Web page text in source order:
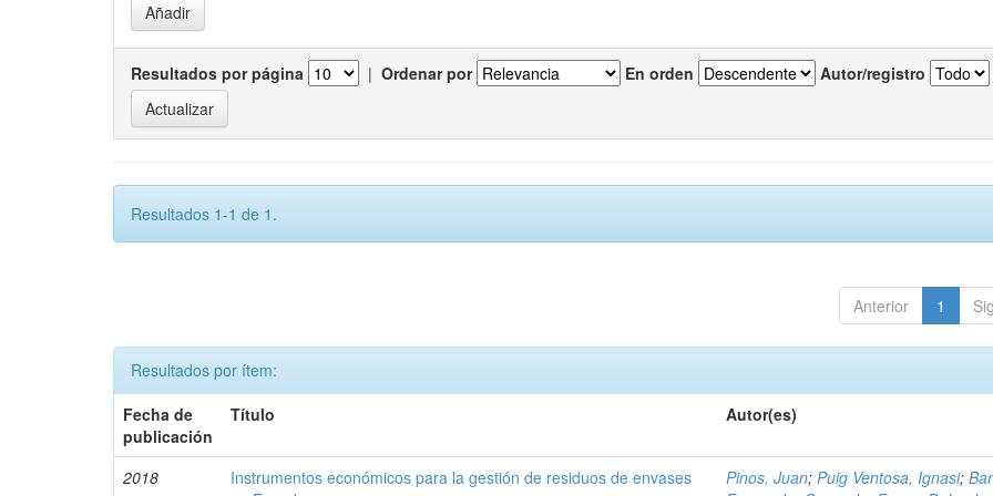
Resultados por página | Ordenar por En orden Autor/registro
Resultados 1-1 de 1.
Anterior 1
Resultados por ítem:
Fecha de
publicación
Título Autor(es)
2018
Instrumentos económicos para la gestión de residuos de envases
Pinos, Juan;Puig Ventosa, Ignasi;